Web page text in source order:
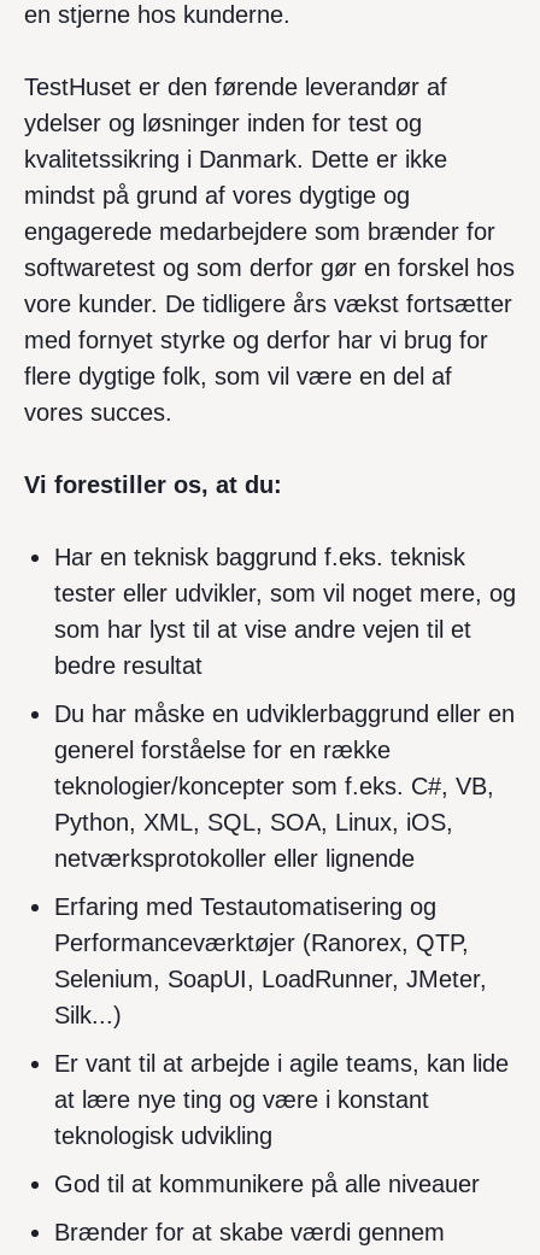
en stjerne hos kunderne.
TestHuset er den førende leverandør af
ydelser og løsninger inden for test og
kvalitetssikring i Danmark. Dette er ikke
mindst på grund af vores dygtige og
engagerede medarbejdere som brænder for
softwaretest og som derfor gør en forskel hos
vore kunder. De tidligere års vækst fortsætter
med fornyet styrke og derfor har vi brug for
flere dygtige folk, som vil være en del af
vores succes.
Vi forestiller os, at du:
Har en teknisk baggrund f.eks. teknisk
tester eller udvikler, som vil noget mere, og
som har lyst til at vise andre vejen til et
bedre resultat
Du har måske en udviklerbaggrund eller en
generel forståelse for en række
teknologier/koncepter som f.eks. C#, VB,
Python, XML, SQL, SOA, Linux, iOS,
netværksprotokoller eller lignende
Erfaring med Testautomatisering og
Performanceværktøjer (Ranorex, QTP,
Selenium, SoapUI, LoadRunner, JMeter,
Silk...)
Er vant til at arbejde i agile teams, kan lide
at lære nye ting og være i konstant
teknologisk udvikling
God til at kommunikere på alle niveauer
Brænder for at skabe værdi gennem